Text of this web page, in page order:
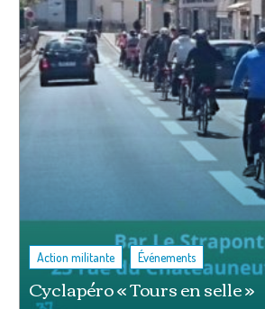
Action militante , Événements
Cyclapéro « Tours en selle »